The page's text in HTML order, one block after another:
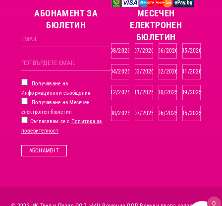
АБОНАМЕНТ ЗА
БЮЛЕТИН
Получаване на
Информационни съобщения
Получаване на Месечен
електронен бюлетин
Съгласявам се с Политика за
поверителност
АБОНАМЕНТ
MЕСЕЧЕН
ЕЛЕКТРОНЕН
БЮЛЕТИН
08/2026 07/2026 06/2026 05/2026
04/2026 03/2026 02/2026 01/2026
12/2025 11/2025 10/2025 09/2025
08/2025 07/2025 06/2025 05/2025
0